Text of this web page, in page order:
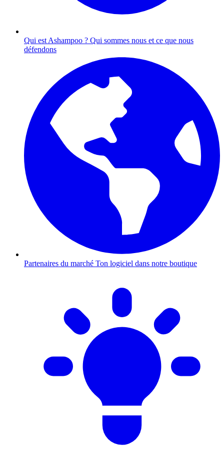
Qui est Ashampoo ? Qui sommes nous et ce que nous
défendons
Partenaires du marché Ton logiciel dans notre boutique